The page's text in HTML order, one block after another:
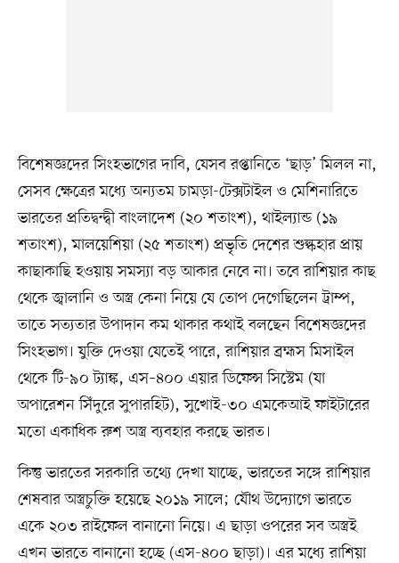
বিশেষজ্ঞদের সিংহভাগের দাবি, যেসব রপ্তানিতে ‘ছাড়’ মিলল না,
সেসব ক্ষেত্রের মধ্যে অন্যতম চামড়া-টেক্সটাইল ও মেশিনারিতে
ভারতের প্রতিদ্বন্দ্বী বাংলাদেশ (২০ শতাংশ), থাইল্যান্ড (১৯
শতাংশ), মালয়েশিয়া (২৫ শতাংশ) প্রভৃতি দেশের শুল্কহার প্রায়
কাছাকাছি হওয়ায় সমস্যা বড় আকার নেবে না। তবে রাশিয়ার কাছ
থেকে জ্বালানি ও অস্ত্র কেনা নিয়ে যে তোপ দেগেছিলেন ট্রাম্প,
তাতে সত্যতার উপাদান কম থাকার কথাই বলছেন বিশেষজ্ঞদের
সিংহভাগ। যুক্তি দেওয়া যেতেই পারে, রাশিয়ার ব্রহ্মস মিসাইল
থেকে টি-৯০ ট্যাঙ্ক, এস–৪০০ এয়ার ডিফেন্স সিস্টেম (যা
অপারেশন সিঁদুরে সুপারহিট), সুখোই-৩০ এমকেআই ফাইটারের
মতো একাধিক রুশ অস্ত্র ব্যবহার করছে ভারত।
কিন্তু ভারতের সরকারি তথ্যে দেখা যাচ্ছে, ভারতের সঙ্গে রাশিয়ার
শেষবার অস্ত্রচুক্তি হয়েছে ২০১৯ সালে; যৌথ উদ্যোগে ভারতে
একে ২০৩ রাইফেল বানানো নিয়ে। এ ছাড়া ওপরের সব অস্ত্রই
এখন ভারতে বানানো হচ্ছে (এস-৪০০ ছাড়া)। এর মধ্যে রাশিয়া